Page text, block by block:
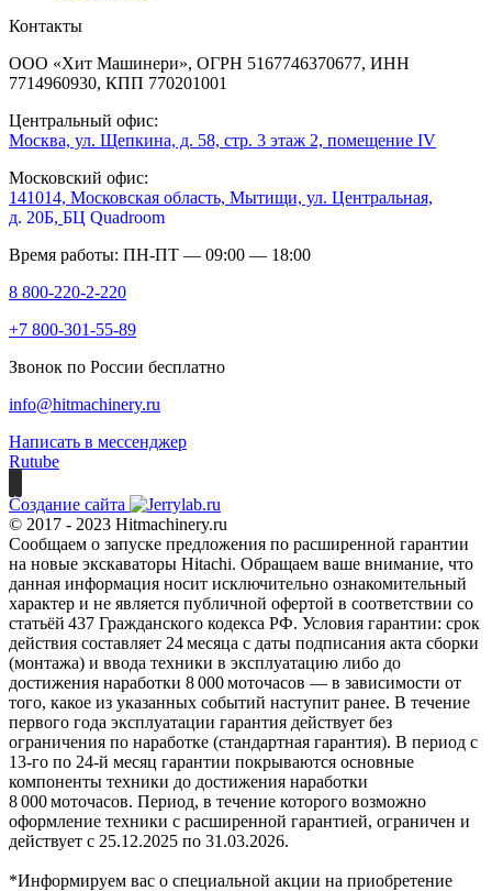
Контакты
ООО «Хит Машинери», ОГРН 5167746370677, ИНН
7714960930, КПП 770201001
Центральный офис:
Москва, ул. Щепкина, д. 58, стр. 3 этаж 2, помещение IV
Московский офис:
141014, Московская область, Мытищи, ул. Центральная,
д. 20Б, БЦ Quadroom
Время работы: ПН-ПТ — 09:00 — 18:00
8 800-220-2-220
+7 800-301-55-89
Звонок по России бесплатно
info@hitmachinery.ru
Написать в мессенджер
Rutube
Создание сайта
© 2017 - 2023 Hitmachinery.ru
Сообщаем о запуске предложения по расширенной гарантии
на новые экскаваторы Hitachi. Обращаем ваше внимание, что
данная информация носит исключительно ознакомительный
характер и не является публичной офертой в соответствии со
статьёй 437 Гражданского кодекса РФ. Условия гарантии: срок
действия составляет 24 месяца с даты подписания акта сборки
(монтажа) и ввода техники в эксплуатацию либо до
достижения наработки 8 000 моточасов — в зависимости от
того, какое из указанных событий наступит ранее. В течение
первого года эксплуатации гарантия действует без
ограничения по наработке (стандартная гарантия). В период с
13‑го по 24‑й месяц гарантии покрываются основные
компоненты техники до достижения наработки
8 000 моточасов. Период, в течение которого возможно
оформление техники с расширенной гарантией, ограничен и
действует с 25.12.2025 по 31.03.2026.
*Информируем вас о специальной акции на приобретение